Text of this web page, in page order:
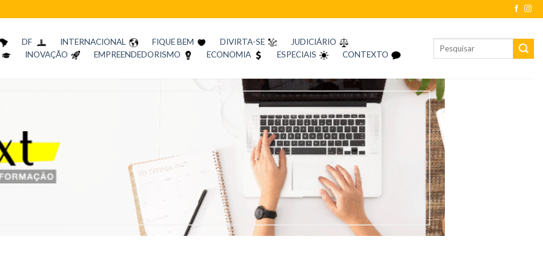
DF INTERNACIONAL FIQUE BEM DIVIRTA-SE
JUDICIÁRIO
INOVAÇÃO EMPREENDEDORISMO ECONOMIA ESPECIAIS CONTEXTO